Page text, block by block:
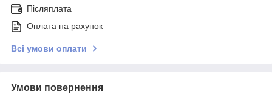
Післяплата
Оплата на рахунок
Всі умови оплати
Умови повернення